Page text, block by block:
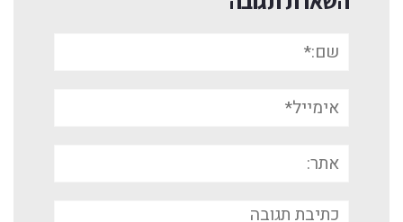
אימייל*
תגובה